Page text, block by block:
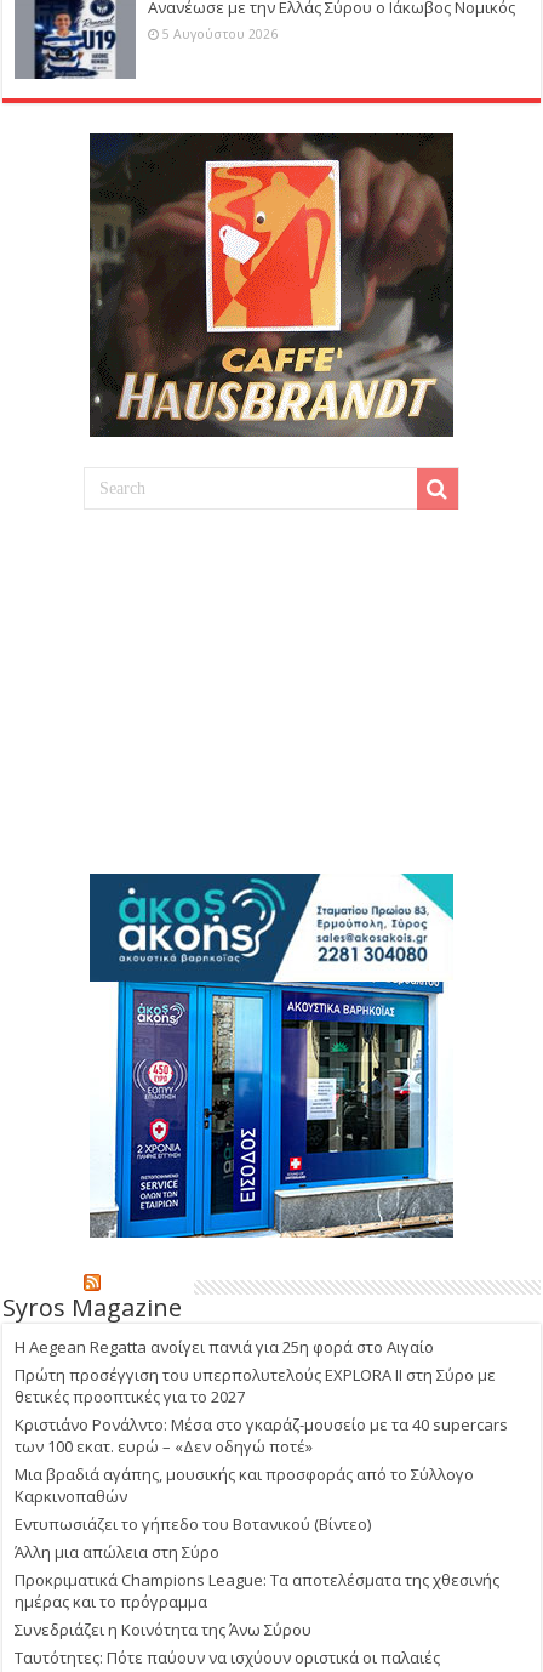
Ανανέωσε με την Ελλάς Σύρου ο Ιάκωβος Νομικός
5 Αυγούστου 2026
Syros Magazine
Η Aegean Regatta ανοίγει πανιά για 25η φορά στο Αιγαίο
Πρώτη προσέγγιση του υπερπολυτελούς EXPLORA II στη Σύρο με
θετικές προοπτικές για το 2027
Κριστιάνο Ρονάλντο: Μέσα στο γκαράζ-μουσείο με τα 40 supercars
των 100 εκατ. ευρώ – «Δεν οδηγώ ποτέ»
Μια βραδιά αγάπης, μουσικής και προσφοράς από το Σύλλογο
Καρκινοπαθών
Εντυπωσιάζει το γήπεδο του Βοτανικού (Βίντεο)
Άλλη μια απώλεια στη Σύρο
Προκριματικά Champions League: Τα αποτελέσματα της χθεσινής
ημέρας και το πρόγραμμα
Συνεδριάζει η Κοινότητα της Άνω Σύρου
Ταυτότητες: Πότε παύουν να ισχύουν οριστικά οι παλαιές